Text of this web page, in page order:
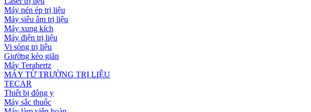
Máy nén ép trị liệu
Máy siêu âm trị liệu
Máy xung kích
Máy điện trị liệu
Vi sóng trị liệu
Giường kéo giãn
Máy Terahertz
MÁY TỪ TRƯỜNG TRỊ LIỆU
TECAR
Thiết bị đông y
Máy sắc thuốc